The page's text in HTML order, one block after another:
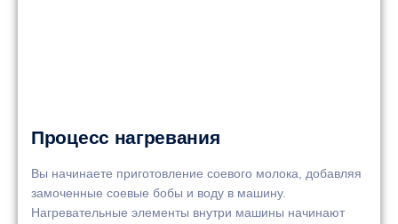
Процесс нагревания
Вы начинаете приготовление соевого молока, добавляя
замоченные соевые бобы и воду в машину.
Нагревательные элементы внутри машины начинают